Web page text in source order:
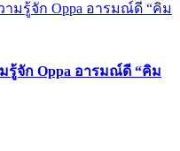
จัก Oppa อารมณ์ดี “คิม